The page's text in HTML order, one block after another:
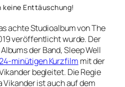
keine Enttäuschung!
achte Studioalbum von The
veröffentlicht wurde. Der
der Band, Sleep Well
minütigen Kurzfilm mit der
begleitet. Die Regie
ist auch auf dem